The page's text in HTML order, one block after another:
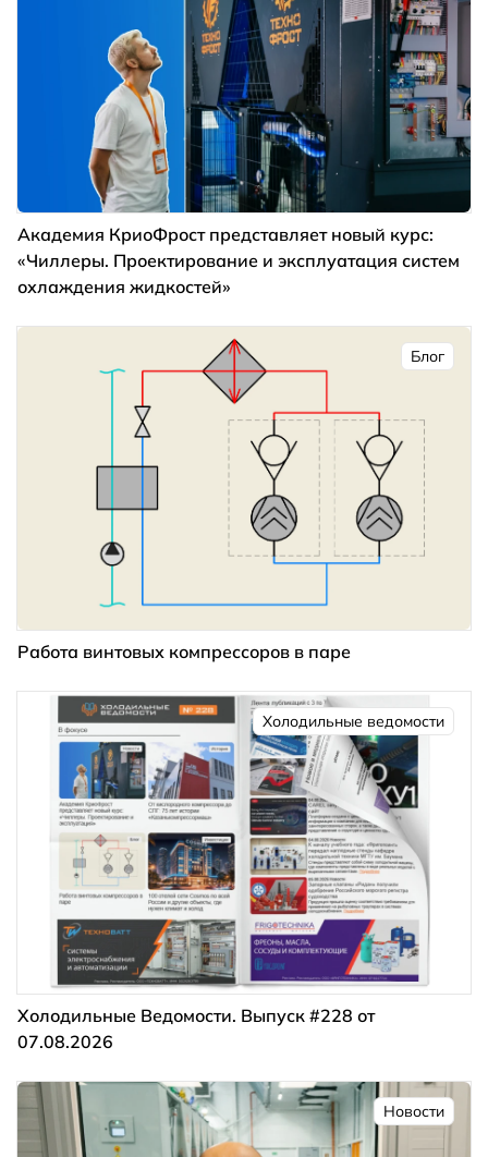
Академия КриоФрост представляет новый курс:
«Чиллеры. Проектирование и эксплуатация систем
охлаждения жидкостей»
Блог
Работа винтовых компрессоров в паре
Холодильные ведомости
Холодильные Ведомости. Выпуск #228 от
07.08.2026
Новости